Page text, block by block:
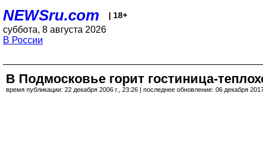
NEWSru.com | 18+
суббота, 8 августа 2026
В России
В Подмосковье горит гостиница-
время публикации: 22 декабря 2006 г., 23:26 | последнее обновление: 06 декабря